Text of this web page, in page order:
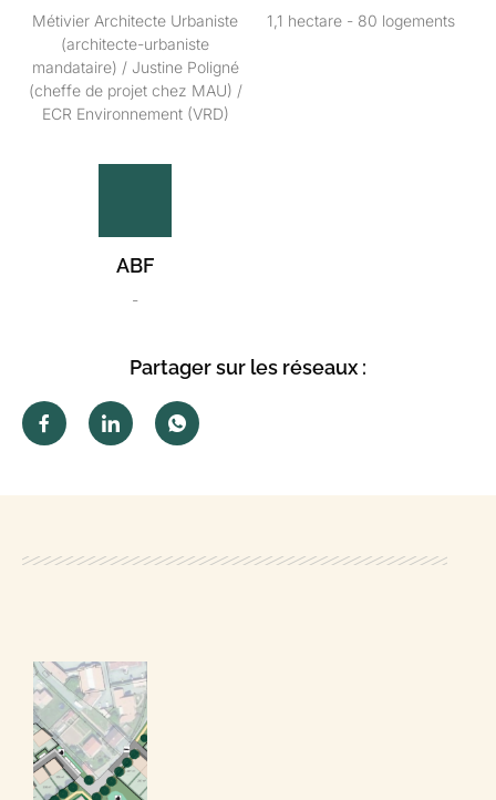
Métivier Architecte Urbaniste
(architecte-urbaniste
mandataire) / Justine Poligné
(cheffe de projet chez MAU) /
ECR Environnement (VRD)
1,1 hectare - 80 logements
ABF
-
Partager sur les réseaux :